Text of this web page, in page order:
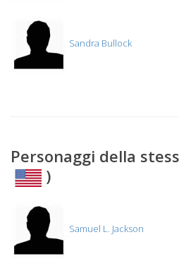
Sandra Bullock
Personaggi della
)
Samuel L. Jackson